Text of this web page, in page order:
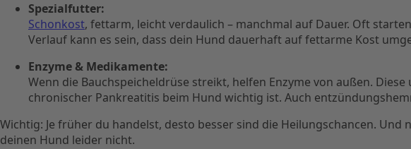
Spezialfutter:
Schonkost, fettarm, leicht verdaulich – manchmal auf Dauer. Oft
Verlauf kann es sein, dass dein Hund dauerhaft auf fettarme Kost
Enzyme & Medikamente:
Wenn die Bauchspeicheldrüse streikt, helfen Enzyme von außen.
chronischer Pankreatitis beim Hund wichtig ist. Auch
Wichtig: Je früher du handelst, desto besser sind die Heilungschancen.
deinen Hund leider nicht.